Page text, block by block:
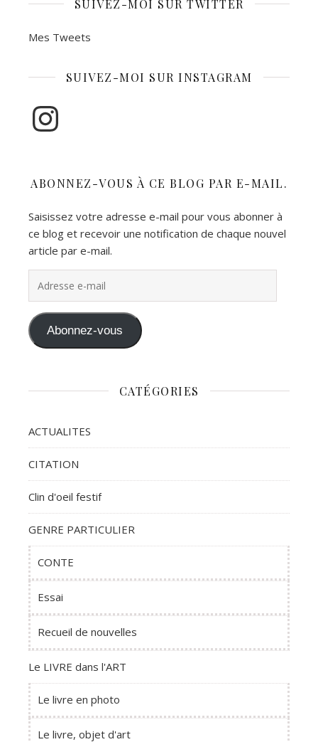
SUIVEZ-MOI SUR TWITTER
Mes Tweets
SUIVEZ-MOI SUR INSTAGRAM
Instagram
ABONNEZ-VOUS À CE BLOG PAR E-MAIL.
Saisissez votre adresse e-mail pour vous abonner à
ce blog et recevoir une notification de chaque nouvel
article par e-mail.
Abonnez-vous
CATÉGORIES
ACTUALITES
CITATION
Clin d'oeil festif
GENRE PARTICULIER
CONTE
Essai
Recueil de nouvelles
Le LIVRE dans l'ART
Le livre en photo
Le livre, objet d'art